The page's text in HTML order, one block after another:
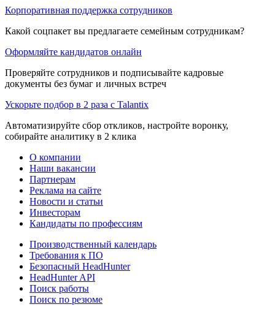
Корпоративная поддержка сотрудников
Какой соцпакет вы предлагаете семейным сотрудникам?
Оформляйте кандидатов онлайн
Проверяйте сотрудников и подписывайте кадровые
документы без бумаг и личных встреч
Ускорьте подбор в 2 раза с Talantix
Автоматизируйте сбор откликов, настройте воронку,
собирайте аналитику в 2 клика
О компании
Наши вакансии
Партнерам
Реклама на сайте
Новости и статьи
Инвесторам
Кандидаты по профессиям
Производственный календарь
Требования к ПО
Безопасный HeadHunter
HeadHunter API
Поиск работы
Поиск по резюме